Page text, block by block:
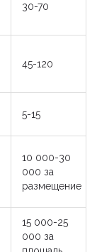
30-70
45-120
5-15
10 000-30
000 за
размещение
15 000-25
000 за